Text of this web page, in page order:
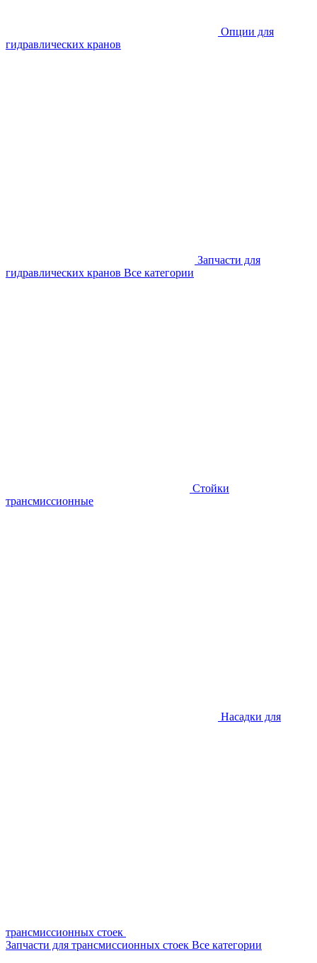
Опции для
гидравлических кранов
Запчасти для
гидравлических кранов Все категории
Стойки
трансмиссионные
Насадки для
трансмиссионных стоек
Запчасти для трансмиссионных стоек Все категории